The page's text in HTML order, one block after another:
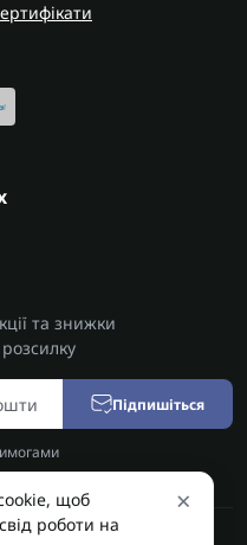
та знижки
Підпишіться
×
щоб
роботи на